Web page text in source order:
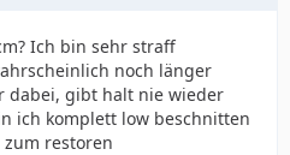
Ich bin sehr straff
noch länger
dabei, gibt halt nie wieder
ich komplett low beschnitten
restoren